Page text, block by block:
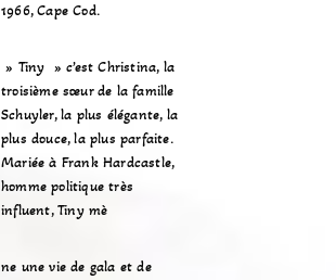
1966, Cape Cod.
» Tiny » c’est Christina, la
troisième sœur de la famille
Schuyler, la plus élégante, la
plus douce, la plus parfaite.
Mariée à Frank Hardcastle,
homme politique très
influent, Tiny mè
ne une vie de gala et de